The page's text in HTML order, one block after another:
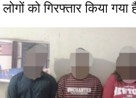
को गिरफ्तार किया गया